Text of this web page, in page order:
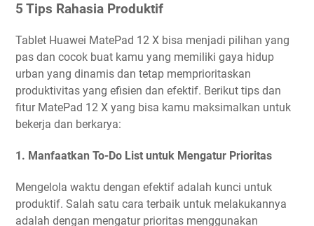
5 Tips Rahasia Produktif
Tablet Huawei MatePad 12 X bisa menjadi pilihan yang
pas dan cocok buat kamu yang memiliki gaya hidup
urban yang dinamis dan tetap memprioritaskan
produktivitas yang efisien dan efektif. Berikut tips dan
fitur MatePad 12 X yang bisa kamu maksimalkan untuk
bekerja dan berkarya:
1. Manfaatkan To-Do List untuk Mengatur Prioritas
Mengelola waktu dengan efektif adalah kunci untuk
produktif. Salah satu cara terbaik untuk melakukannya
adalah dengan mengatur prioritas menggunakan